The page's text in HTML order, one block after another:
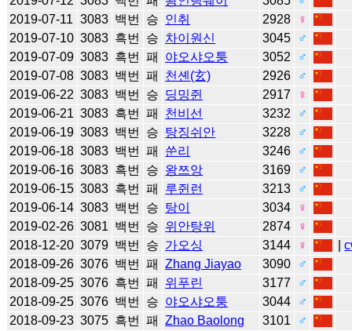
2019-07-11 3083 백번 승 인취 2928
♀
2019-07-10 3083 흑번 승 차이원신 3045
♂
2019-07-09 3083 흑번 패 야오샤오퉁 3052
♂
2019-07-08 3083 백번 패 천셴(玄) 2926
♂
2019-06-22 3083 백번 승 딩밍쥔 2917
♀
2019-06-21 3083 흑번 패 천비선 3232
♂
2019-06-19 3083 백번 승 탕징쉬안 3228
♂
2019-06-18 3083 백번 패 쑨리 3246
♂
2019-06-16 3083 흑번 승 왕쯔앙 3169
♂
2019-06-15 3083 흑번 패 루쥔런 3213
♂
2019-06-14 3083 백번 승 탕이 3034
♀
2019-02-26 3081 백번 승 위안탕위 2874
♀
2018-12-20 3079 백번 승 가오싱 3144 ♀ |
2018-09-26 3076 백번 패 Zhang Jiayao 3090
♂
2018-09-25 3076 흑번 패 위푸린 3177
♂
2018-09-25 3076 백번 승 야오샤오퉁 3044
♂
2018-09-23 3075 흑번 패 Zhao Baolong 3101
♂